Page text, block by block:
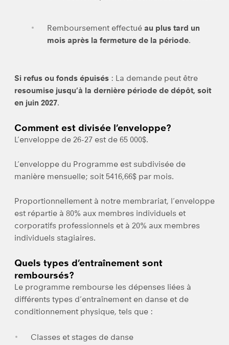
Remboursement effectué au plus tard un
mois après la fermeture de la période.
Si refus ou fonds épuisés : La demande peut être
resoumise jusqu’à la dernière période de dépôt, soit
en juin 2027.
Comment est divisée l’enveloppe?
L’enveloppe de 26-27 est de 65 000$.
L’enveloppe du Programme est subdivisée de
manière mensuelle; soit 5416,66$ par mois.
Proportionnellement à notre membrariat, l’enveloppe
est répartie à 80% aux membres individuels et
corporatifs professionnels et à 20% aux membres
individuels stagiaires.
Quels types d’entraînement sont
remboursés?
Le programme rembourse les dépenses liées à
différents types d’entraînement en danse et de
conditionnement physique, tels que :
Classes et stages de danse